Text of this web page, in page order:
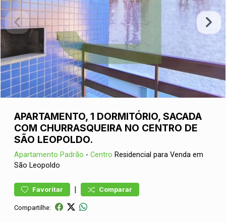
APARTAMENTO, 1 DORMITÓRIO, SACADA
COM CHURRASQUEIRA NO CENTRO DE
SÃO LEOPOLDO.
Apartamento Padrão - Centro Residencial para Venda em
São Leopoldo
Favoritar | Comparar
Compartilhe: